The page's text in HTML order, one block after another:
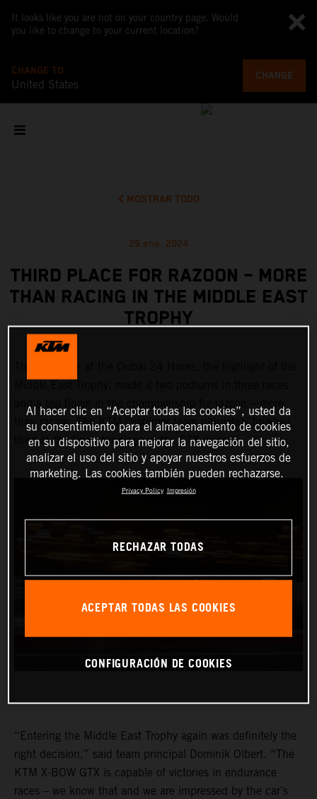
It looks like you are not on your country page. Would
you like to change to your current location?
CHANGE TO
United States
CHANGE
MOSTRAR TODO
29 ene. 2024
THIRD PLACE FOR RAZOON – MORE
THAN RACING IN THE MIDDLE EAST
TROPHY
and a top finish in the championship for razoon – more
than racing. The KTM customer team ultimately finished
third in the final standings of the GTX class.
“Entering the Middle East Trophy again was definitely the
right decision,” said team principal Dominik Olbert. “The
KTM X-BOW GTX is capable of victories in endurance
races – we know that and we are impressed by the car’s
Al hacer clic en “Aceptar todas las cookies”, usted da
su consentimiento para el almacenamiento de cookies
en su dispositivo para mejorar la navegación del sitio,
analizar el uso del sitio y apoyar nuestros esfuerzos de
marketing. Las cookies también pueden rechazarse.
Privacy Policy Impresión
RECHAZAR TODAS
ACEPTAR TODAS LAS COOKIES
CONFIGURACIÓN DE COOKIES